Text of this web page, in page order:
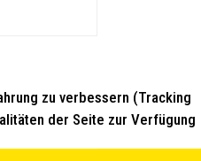
zu verbessern (Tracking
der Seite zur Verfügung